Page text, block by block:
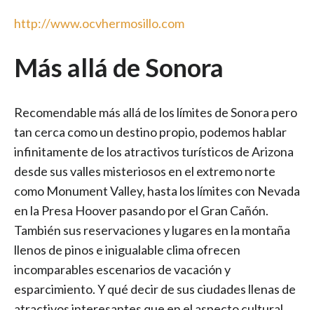
http://www.ocvhermosillo.com
Más allá de Sonora
Recomendable más allá de los límites de Sonora pero
tan cerca como un destino propio, podemos hablar
infinitamente de los atractivos turísticos de Arizona
desde sus valles misteriosos en el extremo norte
como Monument Valley, hasta los límites con Nevada
en la Presa Hoover pasando por el Gran Cañón.
También sus reservaciones y lugares en la montaña
llenos de pinos e inigualable clima ofrecen
incomparables escenarios de vacación y
esparcimiento. Y qué decir de sus ciudades llenas de